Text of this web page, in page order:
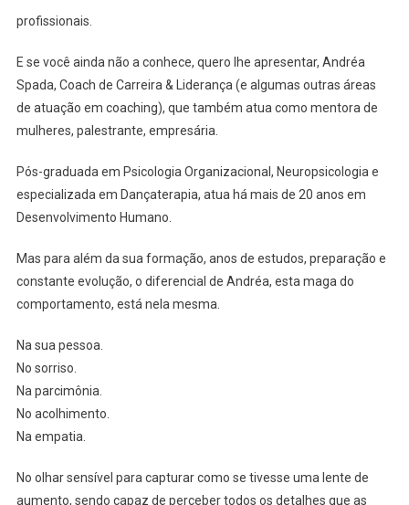
profissionais.
E se você ainda não a conhece, quero lhe apresentar, Andréa
Spada, Coach de Carreira & Liderança (e algumas outras áreas
de atuação em coaching), que também atua como mentora de
mulheres, palestrante, empresária.
Pós-graduada em Psicologia Organizacional, Neuropsicologia e
especializada em Dançaterapia, atua há mais de 20 anos em
Desenvolvimento Humano.
Mas para além da sua formação, anos de estudos, preparação e
constante evolução, o diferencial de Andréa, esta maga do
comportamento, está nela mesma.
Na sua pessoa.
No sorriso.
Na parcimônia.
No acolhimento.
Na empatia.
No olhar sensível para capturar como se tivesse uma lente de
aumento, sendo capaz de perceber todos os detalhes que as